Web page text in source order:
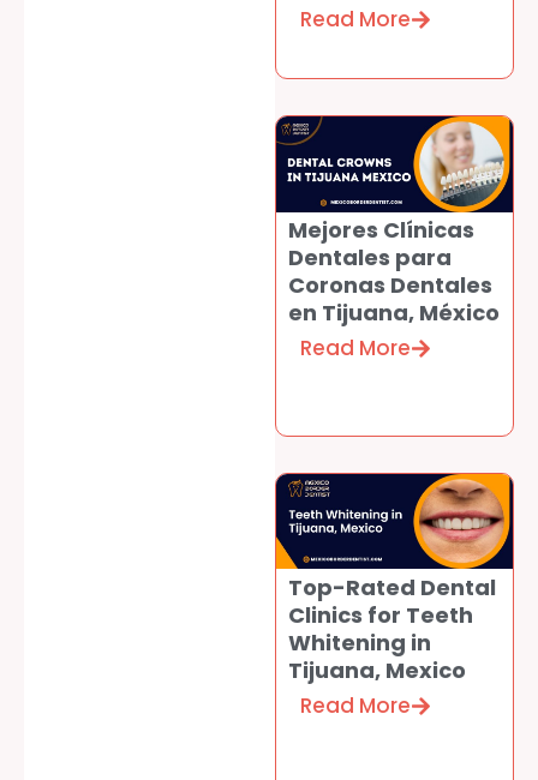
Read More
Mejores Clínicas
Dentales para
Coronas Dentales
en Tijuana, México
Read More
Top-Rated Dental
Clinics for Teeth
Whitening in
Tijuana, Mexico
Read More